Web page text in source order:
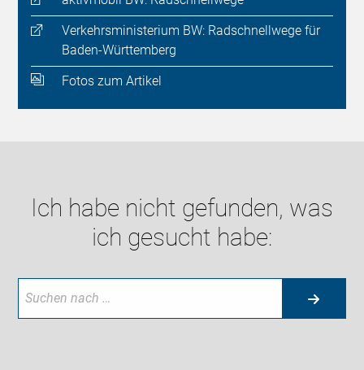
Verkehrsministerium BW: Radschnellwege für
Baden-Württemberg
Fotos zum Artikel
Ich habe nicht gefunden, was
ich gesucht habe: